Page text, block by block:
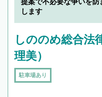
提案で不必要な争いを
します
しののめ総合法
理美）
駐車場あり